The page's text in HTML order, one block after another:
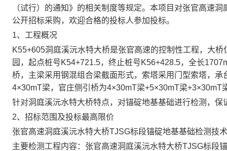
（试行）的通知》的相关制度等规定。本项目对张官高速洞
公开招标采购，欢迎合格的投标人参加投标。
1、工程概况
K55+605洞庭溪沅水特大桥是张官高速的控制性工程，大
园， 起点桩号K54+721.5，终止桩号K56+428.5，全长
桥，主梁采用钢混组合梁截面形式，索塔采用门型索塔，
4×30mT梁，官庄侧引桥为4×30mT梁+5×30mT梁
针对洞庭溪沅水特大桥特点，对锚碇地基基础进行检测，保
2、招标范围及投标最高限价
张官高速洞庭溪沅水特大桥TJSG标段锚碇地基基础检测技
主要检测工程内容： 张官高速洞庭溪沅水特大桥TJSG标段